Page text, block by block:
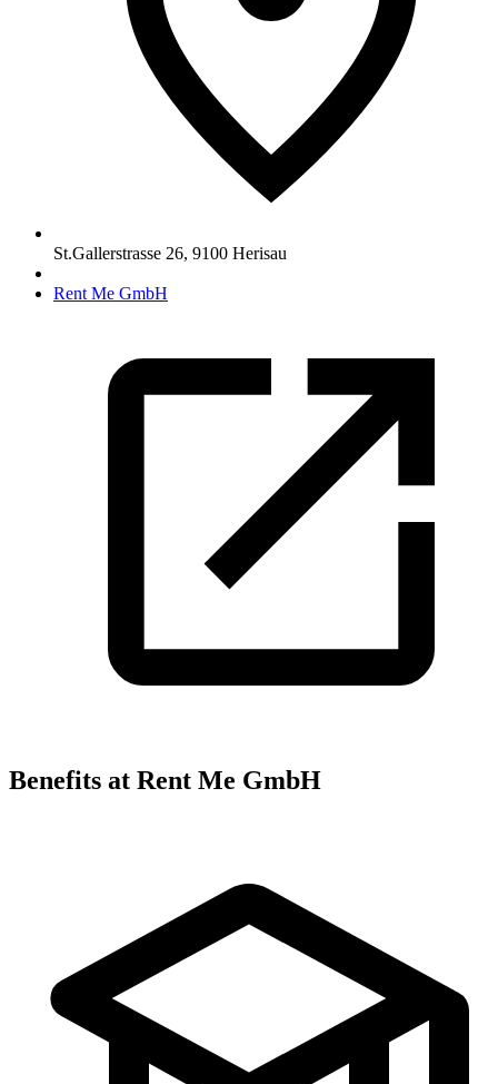
St.Gallerstrasse 26, 9100 Herisau
Rent Me GmbH
Benefits at Rent Me GmbH